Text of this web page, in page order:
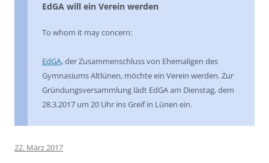
EdGA will ein Verein werden
To whom it may concern:
EdGA, der Zusammenschluss von Ehemaligen des
Gymnasiums Altlünen, möchte ein Verein werden. Zur
Gründungsversammlung lädt EdGA am Dienstag, dem
28.3.2017 um 20 Uhr ins Greif in Lünen ein.
22. März 2017